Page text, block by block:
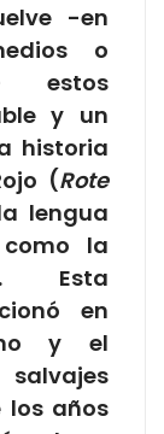
-en
o
estos
y un
historia
(Rote
lengua
la
Esta
en
y el
los años